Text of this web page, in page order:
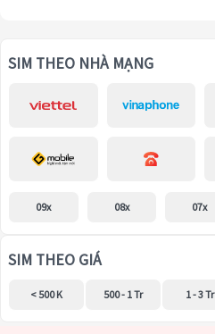
SIM THEO NHÀ MẠNG
09x 08x 07x
SIM THEO GIÁ
< 500 K 500 - 1 Tr 1 - 3 Tr